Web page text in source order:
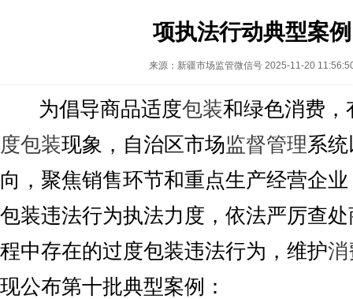
项执法行动典型案例
来源：新疆市场监管微信号 2025-11-20
为倡导商品适度包装和绿色消费，
度包装现象，自治区市场监督管理系
向，聚焦销售环节和重点生产经营企
包装违法行为执法力度，依法严厉查
程中存在的过度包装违法行为，维护消
现公布第十批典型案例：